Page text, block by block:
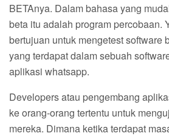
BETAnya. Dalam bahasa yang
beta itu adalah program percobaan.
bertujuan untuk mengetest software
yang terdapat dalam sebuah
aplikasi whatsapp.
Developers atau pengembang
ke orang-orang tertentu untuk
mereka. Dimana ketika terdapat